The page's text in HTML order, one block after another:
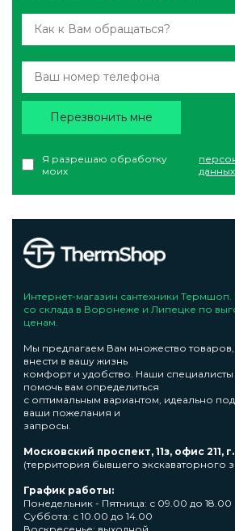
Я разрешаю обработку
моих
данных
Перезвонить мне
Интернет-магазин сантехники
со склада в Воронеже и Липецке по
ценам.
Мы предлагаем Вам множество
внести в вашу жизнь
комфорт и удобство. Наши специалисты
помочь вам определиться
с оптимальным вариантом, идеально
ваши пожелания и
запросы.
Московский проспект, 11з, офис 211,
(территория бывшего экскаваторного
График работы:
Понедельник - Пятница: с 09.00 до 18.00
Суббота: с 10.00 до 14.00